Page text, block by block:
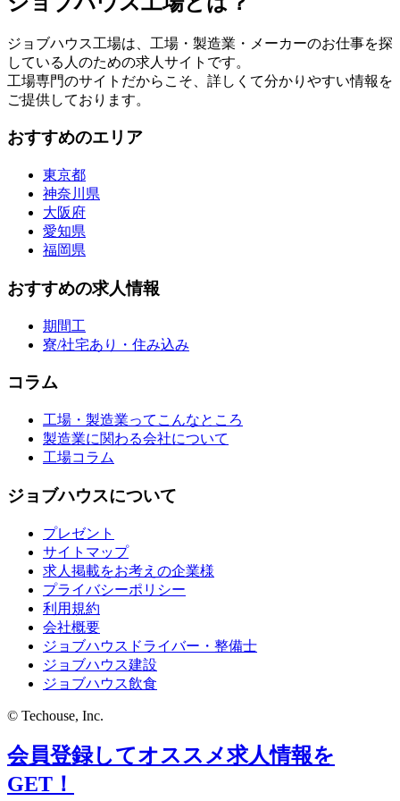
ジョブハウス工場は、工場・製造業・メーカーのお仕事を探
している人のための求人サイトです。
工場専門のサイトだからこそ、詳しくて分かりやすい情報を
ご提供しております。
おすすめのエリア
東京都
神奈川県
大阪府
愛知県
福岡県
おすすめの求人情報
期間工
寮/社宅あり・住み込み
コラム
工場・製造業ってこんなところ
製造業に関わる会社について
工場コラム
ジョブハウスについて
プレゼント
サイトマップ
求人掲載をお考えの企業様
プライバシーポリシー
利用規約
会社概要
ジョブハウスドライバー・整備士
ジョブハウス建設
ジョブハウス飲食
© Techouse, Inc.
会員登録してオススメ求人情報を
GET！